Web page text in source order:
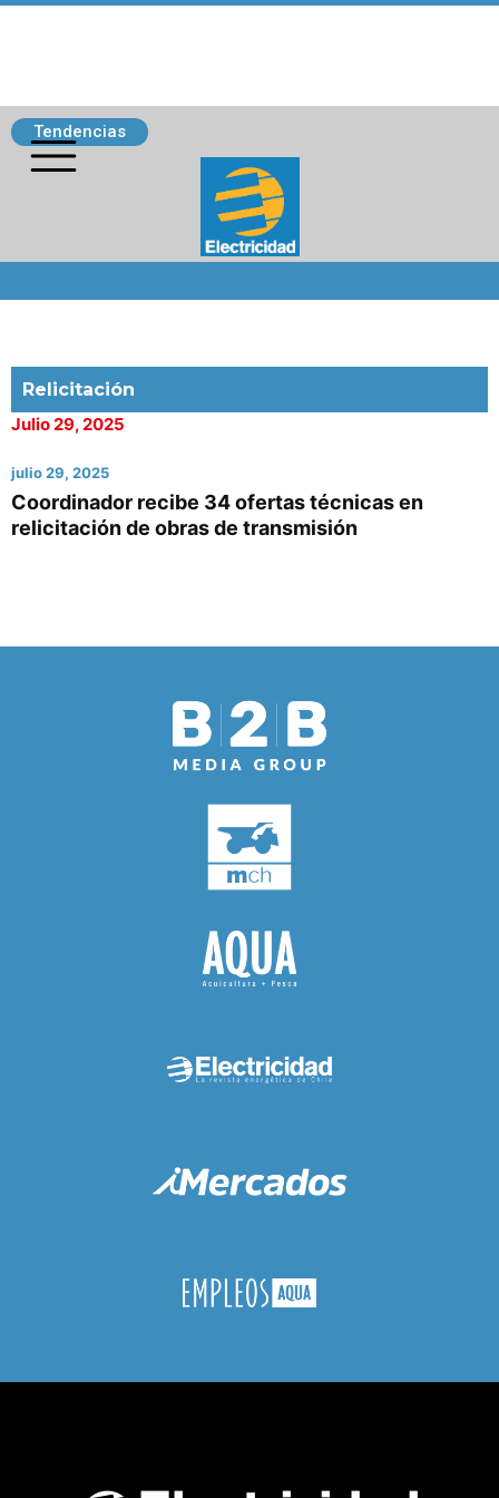
Tendencias
Relicitación
Julio 29, 2025
julio 29, 2025
Coordinador recibe 34 ofertas técnicas en
relicitación de obras de transmisión